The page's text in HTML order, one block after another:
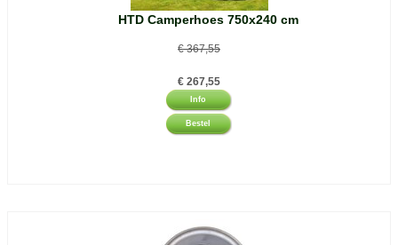
HTD Camperhoes 750x240 cm
€367,55
€ 267,55
Info
Bestel